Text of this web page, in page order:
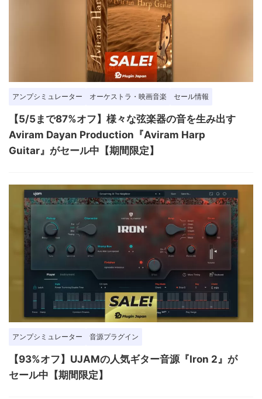
アンプシミュレーター オーケストラ・映画音楽 セール情報
【5/5まで87%オフ】様々な弦楽器の音を生み出す
Aviram Dayan Production『Aviram Harp
Guitar』がセール中【期間限定】
アンプシミュレーター 音源プラグイン
【93%オフ】UJAMの人気ギター音源『Iron 2』が
セール中【期間限定】